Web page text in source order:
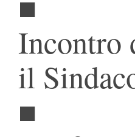
Incontro
il
■